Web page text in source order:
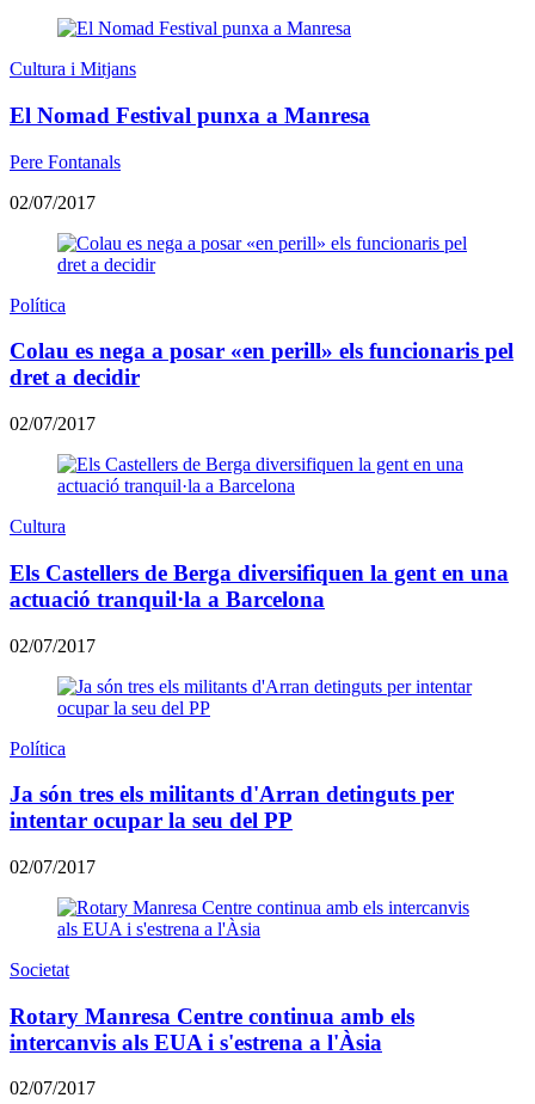
Cultura i Mitjans
El Nomad Festival punxa a Manresa
Pere Fontanals
02/07/2017
Política
Colau es nega a posar «en perill» els funcionaris pel
dret a decidir
02/07/2017
Cultura
Els Castellers de Berga diversifiquen la gent en una
actuació tranquil·la a Barcelona
02/07/2017
Política
Ja són tres els militants d'Arran detinguts per
intentar ocupar la seu del PP
02/07/2017
Societat
Rotary Manresa Centre continua amb els
intercanvis als EUA i s'estrena a l'Àsia
02/07/2017